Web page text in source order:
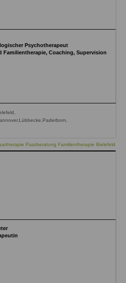
Psychotherapeut
Familientherapie, Coaching, Supervision
Paarberatung Familientherapie Bielefeld